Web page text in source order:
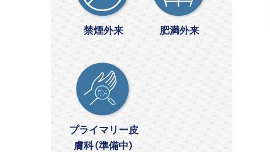
禁煙外来 肥満外来
プライマリー皮
膚科（準備中）